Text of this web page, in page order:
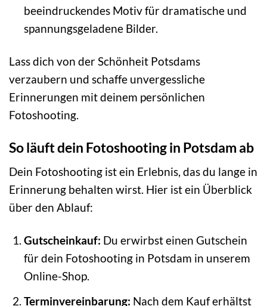
beeindruckendes Motiv für dramatische und
spannungsgeladene Bilder.
Lass dich von der Schönheit Potsdams
verzaubern und schaffe unvergessliche
Erinnerungen mit deinem persönlichen
Fotoshooting.
So läuft dein Fotoshooting in Potsdam ab
Dein Fotoshooting ist ein Erlebnis, das du lange in
Erinnerung behalten wirst. Hier ist ein Überblick
über den Ablauf:
Gutscheinkauf: Du erwirbst einen Gutschein
für dein Fotoshooting in Potsdam in unserem
Online-Shop.
Terminvereinbarung: Nach dem Kauf erhältst